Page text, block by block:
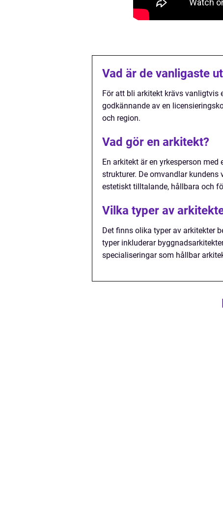
Vad är de vanligaste
För att bli arkitekt krävs vanligtvis
godkännande av en
och region.
Vad gör en arkitekt?
En arkitekt är en yrkesperson
strukturer. De omvandlar
estetiskt tilltalande, hållbara och
Vilka typer av
Det finns olika typer av arkitekter
typer inkluderar
specialiseringar som hållbar